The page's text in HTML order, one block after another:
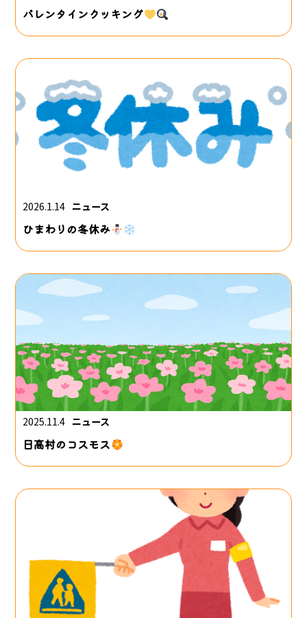
バレンタインクッキング
2026.1.14 ニュース
ひまわりの冬休み
2025.11.4 ニュース
日高村のコスモス